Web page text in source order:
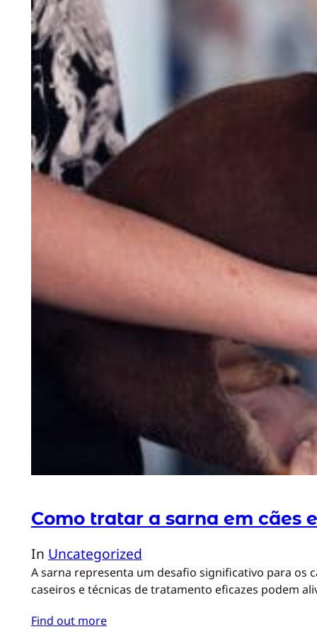
Como tratar a sarna em cães
In Uncategorized
A sarna representa um desafio significativo para os
caseiros e técnicas de tratamento eficazes podem
Find out more